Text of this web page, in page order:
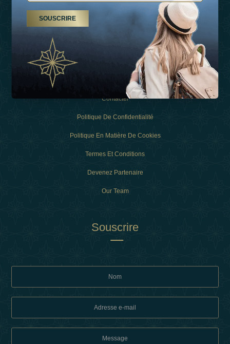
À Propos De Nous
Types De Vacances
Contacter
Politique De Confidentialité
Politique En Matière De Cookies
Termes Et Conditions
Devenez Partenaire
Our Team
Souscrire
SOUSCRIRE